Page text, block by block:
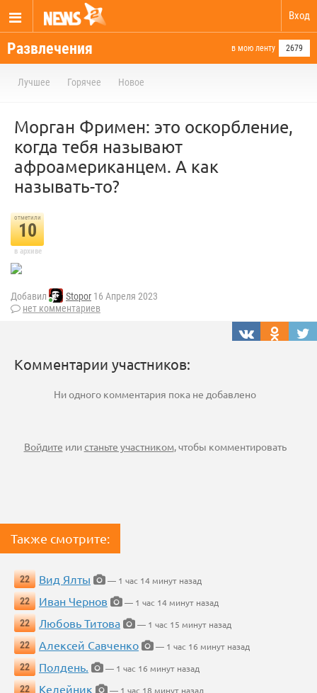
Вход
Развлечения в мою ленту 2679
Лучшее Горячее Новое
Морган Фримен: это оскорбление,
когда тебя называют
афроамериканцем. А как
называть-то?
отметили
10
в архиве
Добавил Stopor 16 Апреля 2023
нет комментариев
Комментарии участников:
Ни одного комментария пока не добавлено
Войдите илистаньте участником, чтобы комментировать
Также смотрите:
22 Вид Ялты
— 1 час 14 минут назад
22
Иван Чернов
— 1 час 14 минут назад
22
Любовь Титова
— 1 час 15 минут назад
22
Алексей Савченко
— 1 час 16 минут назад
22
Полдень.
— 1 час 16 минут назад
22
Келейник
— 1 час 18 минут назад